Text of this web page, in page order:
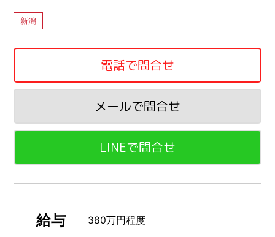
新潟
電話で問合せ
メールで問合せ
LINEで問合せ
給与 380万円程度